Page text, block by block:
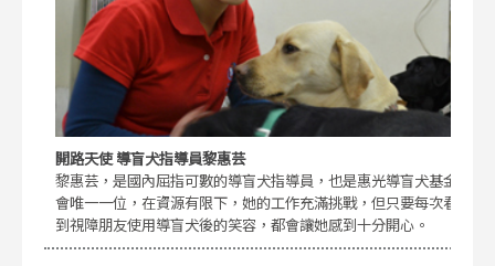
開路天使 導盲犬指導員黎惠芸
黎惠芸，是國內屈指可數的導盲犬指導員，也是惠光導盲犬基金
會唯一一位，在資源有限下，她的工作充滿挑戰，但只要每次看
到視障朋友使用導盲犬後的笑容，都會讓她感到十分開心。